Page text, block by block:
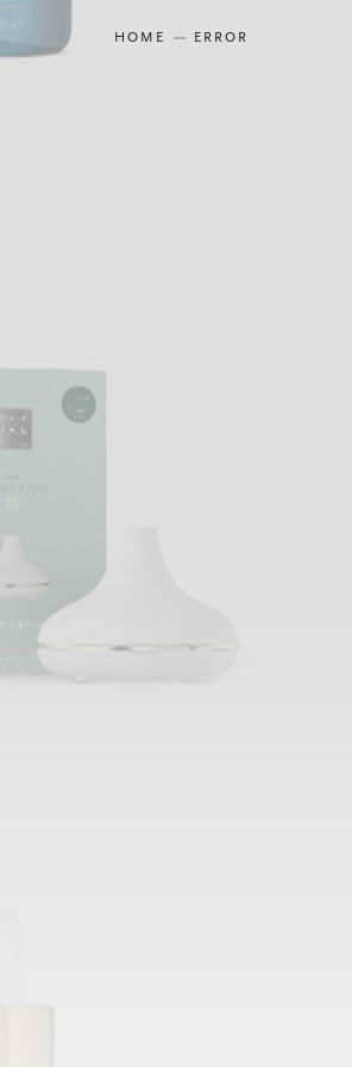
HOME ERROR